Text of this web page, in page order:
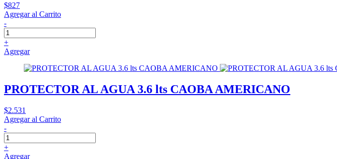
$827
Agregar al Carrito
-
+
Agregar
PROTECTOR AL AGUA 3.6 lts CAOBA AMERICANO
$2.531
Agregar al Carrito
-
+
Agregar